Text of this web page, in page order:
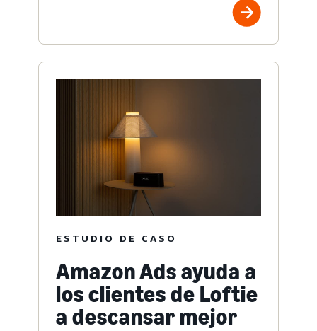
ESTUDIO DE CASO
Amazon Ads ayuda a
los clientes de Loftie
a descansar mejor